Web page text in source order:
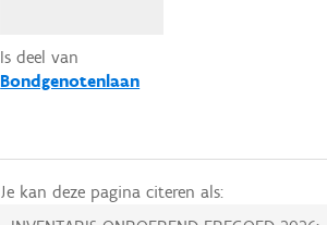
Is deel van
Bondgenotenlaan
Je kan deze pagina citeren als: